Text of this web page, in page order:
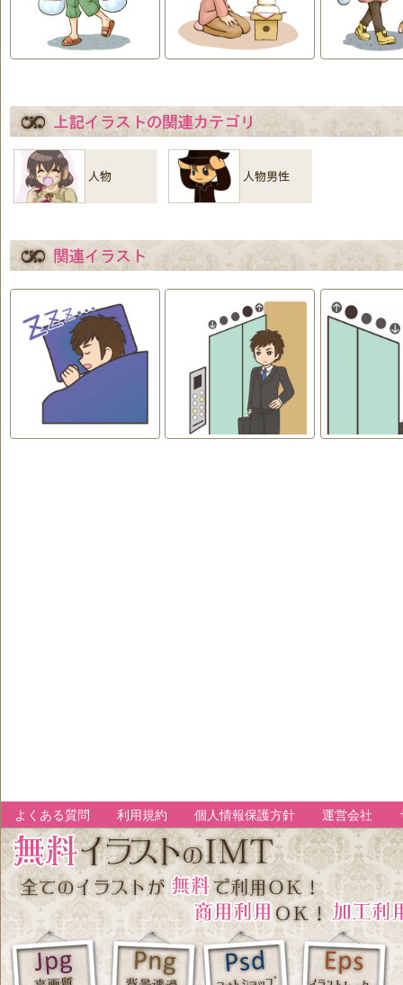
よくある質問 利用規約 個人情報保護方針 運営会社